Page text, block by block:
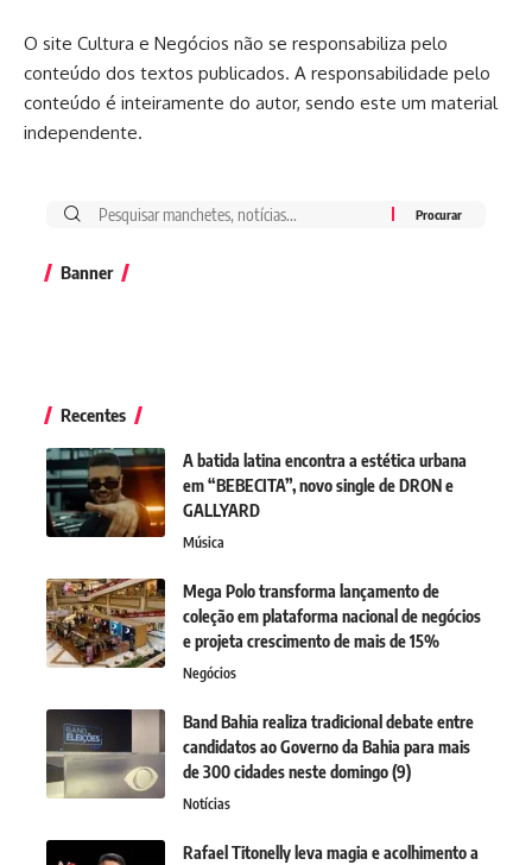
O site Cultura e Negócios não se responsabiliza pelo
conteúdo dos textos publicados. A responsabilidade pelo
conteúdo é inteiramente do autor, sendo este um material
independente.
Banner
Recentes
A batida latina encontra a estética urbana
em “BEBECITA”, novo single de DRON e
GALLYARD
Música
Mega Polo transforma lançamento de
coleção em plataforma nacional de negócios
e projeta crescimento de mais de 15%
Negócios
Band Bahia realiza tradicional debate entre
candidatos ao Governo da Bahia para mais
de 300 cidades neste domingo (9)
Notícias
Rafael Titonelly leva magia e acolhimento a